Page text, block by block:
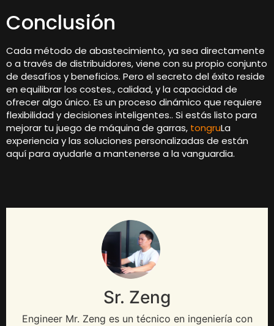
Conclusión
Cada método de abastecimiento, ya sea directamente
o a través de distribuidores, viene con su propio conjunto
de desafíos y beneficios. Pero el secreto del éxito reside
en equilibrar los costes., calidad, y la capacidad de
ofrecer algo único. Es un proceso dinámico que requiere
flexibilidad y decisiones inteligentes.. Si estás listo para
mejorar tu juego de máquina de garras, tongruLa
experiencia y las soluciones personalizadas de están
aquí para ayudarle a mantenerse a la vanguardia.
Sr. Zeng
Engineer Mr. Zeng es un técnico en ingeniería con